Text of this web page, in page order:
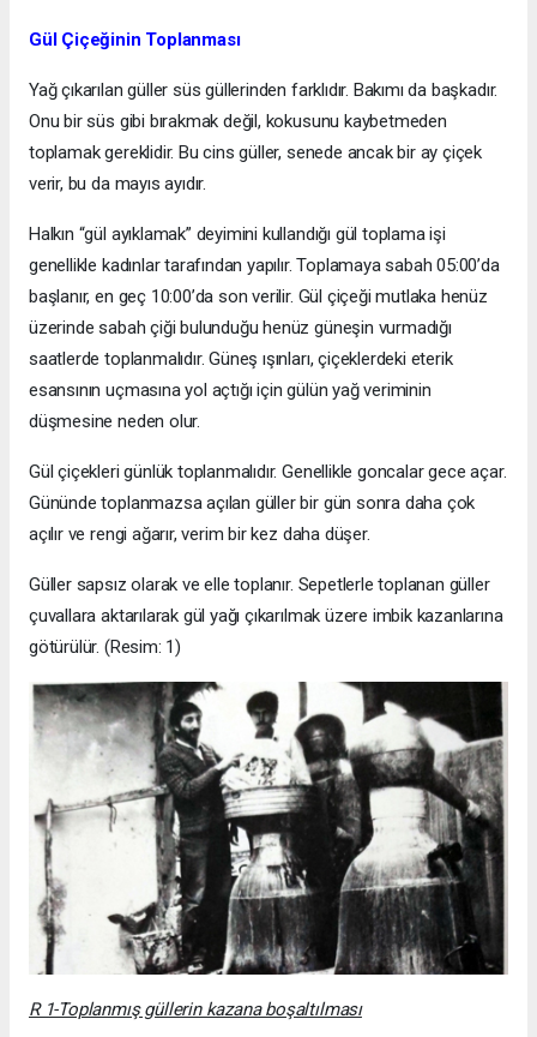
Gül Çiçeğinin Toplanması
Yağ çıkarılan güller süs güllerinden farklıdır. Bakımı da başkadır.
Onu bir süs gibi bırakmak değil, kokusunu kaybetmeden
toplamak gereklidir. Bu cins güller, senede ancak bir ay çiçek
verir, bu da mayıs ayıdır.
Halkın “gül ayıklamak” deyimini kullandığı gül toplama işi
genellikle kadınlar tarafından yapılır. Toplamaya sabah 05:00’da
başlanır, en geç 10:00’da son verilir. Gül çiçeği mutlaka henüz
üzerinde sabah çiği bulunduğu henüz güneşin vurmadığı
saatlerde toplanmalıdır. Güneş ışınları, çiçeklerdeki eterik
esansının uçmasına yol açtığı için gülün yağ veriminin
düşmesine neden olur.
Gül çiçekleri günlük toplanmalıdır. Genellikle goncalar gece açar.
Gününde toplanmazsa açılan güller bir gün sonra daha çok
açılır ve rengi ağarır, verim bir kez daha düşer.
Güller sapsız olarak ve elle toplanır. Sepetlerle toplanan güller
çuvallara aktarılarak gül yağı çıkarılmak üzere imbik kazanlarına
götürülür. (Resim: 1)
R 1-Toplanmış güllerin kazana boşaltılması